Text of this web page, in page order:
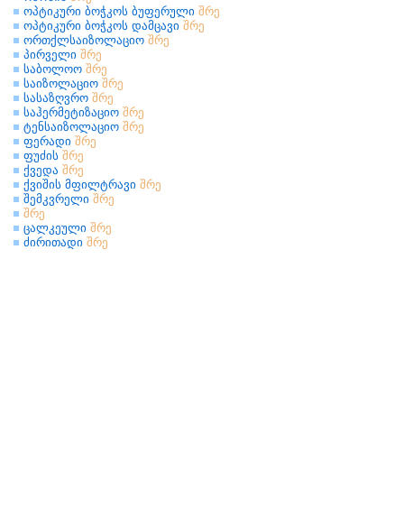
ოპტიკური ბოჭკოს ბუფერული შრე
ოპტიკური ბოჭკოს დამცავი შრე
ორთქლსაიზოლაციო შრე
პირველი შრე
საბოლოო შრე
საიზოლაციო შრე
სასაზღვრო შრე
საჰერმეტიზაციო შრე
ტენსაიზოლაციო შრე
ფერადი შრე
ფუძის შრე
ქვედა შრე
ქვიშის მფილტრავი შრე
შემკვრელი შრე
შრე
ცალკეული შრე
ძირითადი შრე